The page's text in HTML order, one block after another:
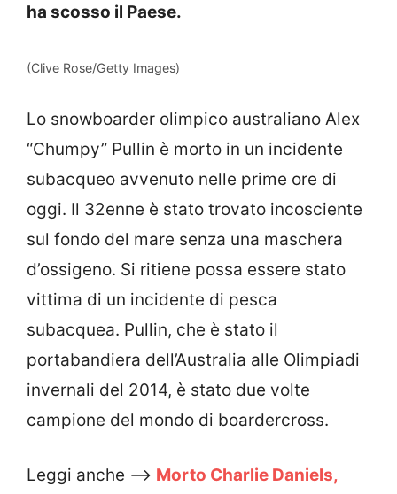
ha scosso il Paese.
(Clive Rose/Getty Images)
Lo snowboarder olimpico australiano Alex
“Chumpy” Pullin è morto in un incidente
subacqueo avvenuto nelle prime ore di
oggi. Il 32enne è stato trovato incosciente
sul fondo del mare senza una maschera
d’ossigeno. Si ritiene possa essere stato
vittima di un incidente di pesca
subacquea. Pullin, che è stato il
portabandiera dell’Australia alle Olimpiadi
invernali del 2014, è stato due volte
campione del mondo di boardercross.
Leggi anche –> Morto Charlie Daniels,